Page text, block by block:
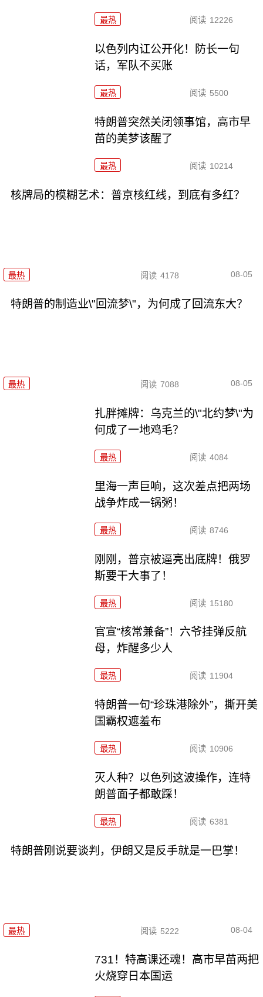
最热 阅读 12226
以色列内讧公开化！防长一句
话，军队不买账
最热 阅读 5500
特朗普突然关闭领事馆，高市早
苗的美梦该醒了
最热 阅读 10214
核牌局的模糊艺术：普京核红线，到底有多红？
最热 阅读 4178 08-05
特朗普的制造业\"回流梦\"，为何成了回流东大？
最热 阅读 7088 08-05
扎胖摊牌：乌克兰的\"北约梦\"为
何成了一地鸡毛？
最热 阅读 4084
里海一声巨响，这次差点把两场
战争炸成一锅粥！
最热 阅读 8746
刚刚，普京被逼亮出底牌！俄罗
斯要干大事了！
最热 阅读 15180
官宣“核常兼备”！六爷挂弹反航
母，炸醒多少人
最热 阅读 11904
特朗普一句“珍珠港除外”，撕开美
国霸权遮羞布
最热 阅读 10906
灭人种？以色列这波操作，连特
朗普面子都敢踩！
最热 阅读 6381
特朗普刚说要谈判，伊朗又是反手就是一巴掌！
最热 阅读 5222 08-04
731！特高课还魂！高市早苗两把
火烧穿日本国运